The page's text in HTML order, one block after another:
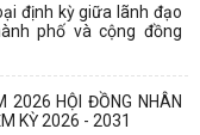
định kỳ giữa lãnh đạo
phố và cộng đồng
2026 HỘI ĐỒNG NHÂN
KỲ 2026 - 2031